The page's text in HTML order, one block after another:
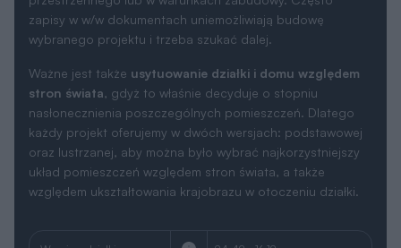
zapisy w w/w dokumentach uniemożliwiają budowę
wybranego projektu i trzeba szukać dalej.
Ważne jest także usytuowanie działki i domu względem
stron świata, gdyż to właśnie decyduje o stopniu
nasłonecznienia poszczególnych pomieszczeń. Dlatego
każdy projekt oferujemy w dwóch wersjach: podstawowej
oraz lustrzanej, aby można było wybrać najkorzystniejszy
układ pomieszczeń względem stron świata, a także
względem ukształtowania krajobrazu w otoczeniu działki.